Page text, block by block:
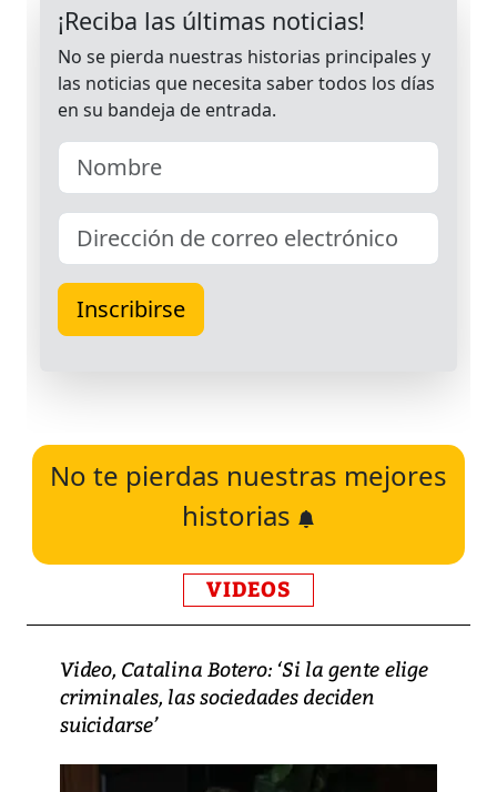
No te pierdas nuestras mejores
historias
VIDEOS
Video, Catalina Botero: ‘Si la gente elige
criminales, las sociedades deciden
suicidarse’